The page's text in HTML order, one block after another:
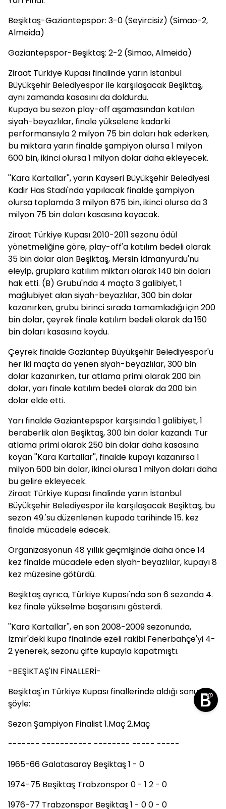
Beşiktaş-Gaziantepspor: 3-0 (Seyircisiz) (Simao-2,
Almeida)
Gaziantepspor-Beşiktaş: 2-2 (Simao, Almeida)
Ziraat Türkiye Kupası finalinde yarın İstanbul
Büyükşehir Belediyespor ile karşılaşacak Beşiktaş,
aynı zamanda kasasını da doldurdu.
Kupaya bu sezon play-off aşamasından katılan
siyah-beyazlılar, finale yükselene kadarki
performansıyla 2 milyon 75 bin doları hak ederken,
bu miktara yarın finalde şampiyon olursa 1 milyon
600 bin, ikinci olursa 1 milyon dolar daha ekleyecek.
''Kara Kartallar'', yarın Kayseri Büyükşehir Belediyesi
Kadir Has Stadı'nda yapılacak finalde şampiyon
olursa toplamda 3 milyon 675 bin, ikinci olursa da 3
milyon 75 bin doları kasasına koyacak.
Ziraat Türkiye Kupası 2010-2011 sezonu ödül
yönetmeliğine göre, play-off'a katılım bedeli olarak
35 bin dolar alan Beşiktaş, Mersin İdmanyurdu'nu
eleyip, gruplara katılım miktarı olarak 140 bin doları
hak etti. (B) Grubu'nda 4 maçta 3 galibiyet, 1
mağlubiyet alan siyah-beyazlılar, 300 bin dolar
kazanırken, grubu birinci sırada tamamladığı için 200
bin dolar, çeyrek finale katılım bedeli olarak da 150
bin doları kasasına koydu.
Çeyrek finalde Gaziantep Büyükşehir Belediyespor'u
her iki maçta da yenen siyah-beyazlılar, 300 bin
dolar kazanırken, tur atlama primi olarak 200 bin
dolar, yarı finale katılım bedeli olarak da 200 bin
dolar elde etti.
Yarı finalde Gaziantepspor karşısında 1 galibiyet, 1
beraberlik alan Beşiktaş, 300 bin dolar kazandı. Tur
atlama primi olarak 250 bin dolar daha kasasına
koyan ''Kara Kartallar'', finalde kupayı kazanırsa 1
milyon 600 bin dolar, ikinci olursa 1 milyon doları daha
bu gelire ekleyecek.
Ziraat Türkiye Kupası finalinde yarın İstanbul
Büyükşehir Belediyespor ile karşılaşacak Beşiktaş, bu
sezon 49.'su düzenlenen kupada tarihinde 15. kez
finalde mücadele edecek.
Organizasyonun 48 yıllık geçmişinde daha önce 14
kez finalde mücadele eden siyah-beyazlılar, kupayı 8
kez müzesine götürdü.
Beşiktaş ayrıca, Türkiye Kupası'nda son 6 sezonda 4.
kez finale yükselme başarısını gösterdi.
''Kara Kartallar'', en son 2008-2009 sezonunda,
İzmir'deki kupa finalinde ezeli rakibi Fenerbahçe'yi 4-
2 yenerek, sezonu çifte kupayla kapatmıştı.
-BEŞİKTAŞ'IN FİNALLERİ-
Beşiktaş'ın Türkiye Kupası finallerinde aldığı sonuçlar
şöyle:
Sezon Şampiyon Finalist 1.Maç 2.Maç
------- ----------- -------- ----- -----
1965-66 Galatasaray Beşiktaş 1 - 0
1974-75 Beşiktaş Trabzonspor 0 - 1 2 - 0
1976-77 Trabzonspor Beşiktaş 1 - 0 0 - 0